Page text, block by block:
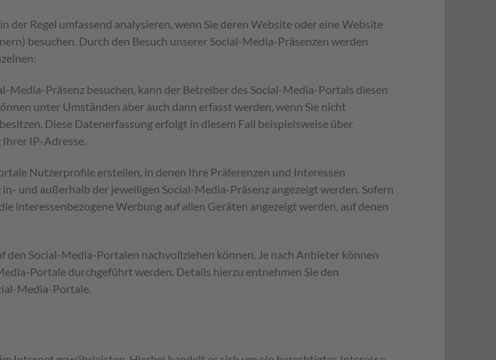
Regel umfassend analysieren, wenn Sie deren Website oder eine Website
besuchen. Durch den Besuch unserer Social-Media-Präsenzen werden
Präsenz besuchen, kann der Betreiber des Social-Media-Portals diesen
unter Umständen aber auch dann erfasst werden, wenn Sie nicht
Diese Datenerfassung erfolgt in diesem Fall beispielsweise über
Ihrer IP-Adresse.
Nutzerprofile erstellen, in denen Ihre Präferenzen und Interessen
und außerhalb der jeweiligen Social-Media-Präsenz angezeigt werden. Sofern
interessenbezogene Werbung auf allen Geräten angezeigt werden, auf denen
Social-Media-Portalen nachvollziehen können. Je nach Anbieter können
Portale durchgeführt werden. Details hierzu entnehmen Sie den
Media-Portale.